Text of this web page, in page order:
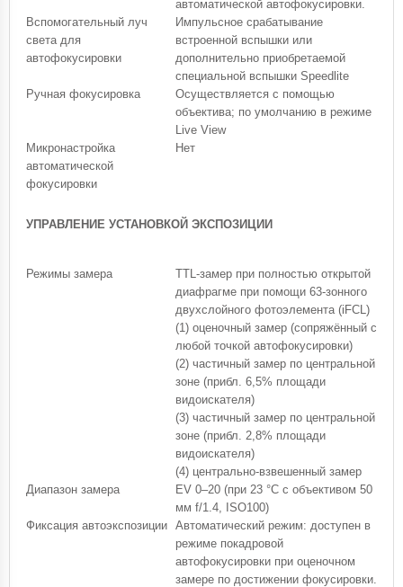
автоматической автофокусировки.
Вспомогательный луч
света для
автофокусировки
Импульсное срабатывание
встроенной вспышки или
дополнительно приобретаемой
специальной вспышки Speedlite
Ручная фокусировка
Осуществляется с помощью
объектива; по умолчанию в режиме
Live View
Микронастройка
автоматической
фокусировки
Нет
УПРАВЛЕНИЕ УСТАНОВКОЙ ЭКСПОЗИЦИИ
Режимы замера
TTL-замер при полностью открытой
диафрагме при помощи 63-зонного
двухслойного фотоэлемента (iFCL)
(1) оценочный замер (сопряжённый с
любой точкой автофокусировки)
(2) частичный замер по центральной
зоне (прибл. 6,5% площади
видоискателя)
(3) частичный замер по центральной
зоне (прибл. 2,8% площади
видоискателя)
(4) центрально-взвешенный замер
Диапазон замера
EV 0–20 (при 23 °C с объективом 50
мм f/1.4, ISO100)
Фиксация автоэкспозиции Автоматический режим: доступен в
режиме покадровой
автофокусировки при оценочном
замере по достижении фокусировки.